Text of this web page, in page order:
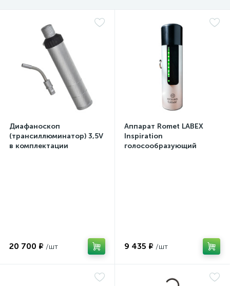
Диафаноскоп
(трансиллюминатор) 3,5V
в комплектации
20 700 ₽
Аппарат Romet LABEX
Inspiration
голосообразующий
9 435 ₽